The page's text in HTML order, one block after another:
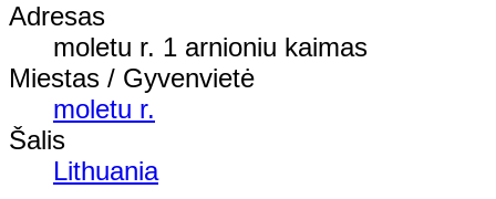
Adresas
moletu r. 1 arnioniu kaimas
Miestas / Gyvenvietė
moletu r.
Šalis
Lithuania